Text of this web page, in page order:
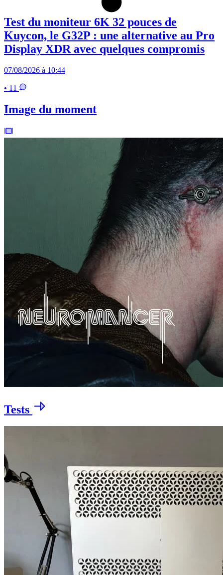
Test du moniteur 6K 32 pouces de
Kuycon, le G32P : une alternative au Pro
Display XDR avec quelques compromis
07/08/2026 à 10:44
• 11
Image du moment
Tests